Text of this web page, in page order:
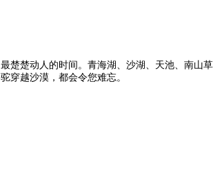
楚楚动人的时间。青海湖、沙湖、天池、南山草
穿越沙漠，都会令您难忘。